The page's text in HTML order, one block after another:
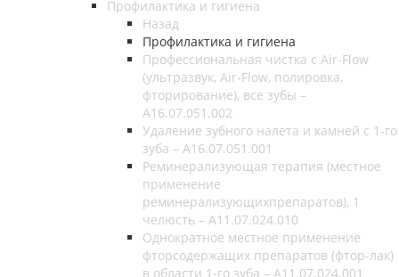
Профилактика и гигиена
Назад
Профилактика и гигиена
Профессиональная чистка с Air-Flow
(ультразвук, Air-Flow, полировка,
фторирование), все зубы –
A16.07.051.002
Удаление зубного налета и камней с 1-го
зуба – А16.07.051.001
Реминерализующая терапия (местное
применение
реминерализующихпрепаратов), 1
челюсть – А11.07.024.010
Однократное местное применение
фторсодержащих препаратов (фтор-лак)
в области 1-го зуба – А11.07.024.001